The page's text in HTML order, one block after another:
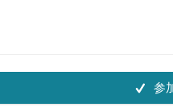
参